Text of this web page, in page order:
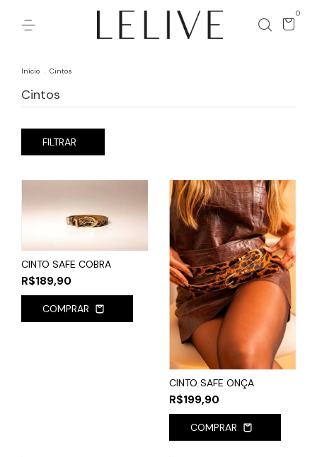
0
Início . Cintos
Cintos
FILTRAR
CINTO SAFE COBRA
R$189,90
COMPRAR
CINTO SAFE ONÇA
R$199,90
COMPRAR